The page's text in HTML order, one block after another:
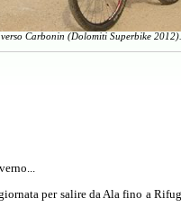
Carbonin (Dolomiti Superbike 2012)...
per salire da Ala fino a